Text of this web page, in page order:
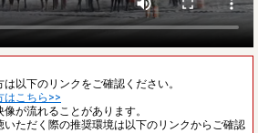
以下のリンクをご確認ください。
はこちら>>
が流れることがあります。
いただく際の推奨環境は以下のリンクからご確認